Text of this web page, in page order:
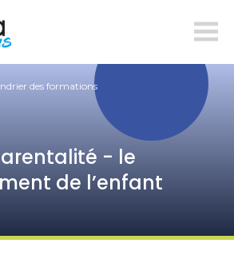
des formations
- le
de l’enfant